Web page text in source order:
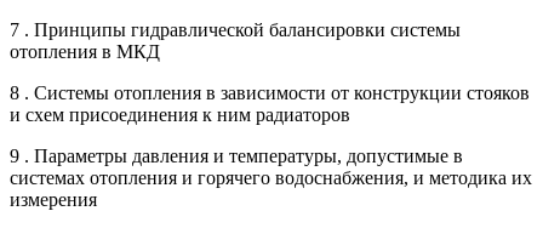
7 . Принципы гидравлической балансировки системы
отопления в МКД
8 . Системы отопления в зависимости от конструкции стояков
и схем присоединения к ним радиаторов
9 . Параметры давления и температуры, допустимые в
системах отопления и горячего водоснабжения, и методика их
измерения